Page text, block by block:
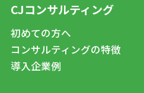
CJコンサルティング
初めての方へ
コンサルティングの特徴
導入企業例